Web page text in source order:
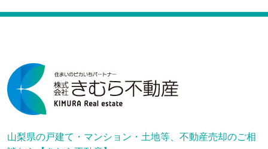
山梨県の戸建て・マンション・土地等、不動産売却のご相